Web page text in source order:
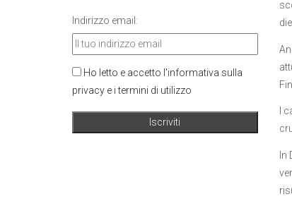
I
In
Indirizzo email:
Ho letto e accetto l'informativa sulla
privacy e i termini di utilizzo